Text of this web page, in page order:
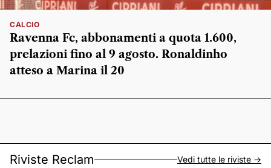
CALCIO
Ravenna Fc, abbonamenti a quota 1.600,
prelazioni fino al 9 agosto. Ronaldinho
atteso a Marina il 20
Riviste Reclam Vedi tutte le riviste ->